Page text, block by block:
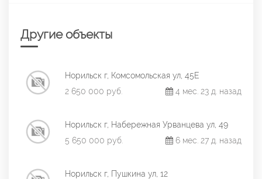
Другие объекты
Норильск г, Комсомольская ул, 45Е
2 650 000 руб.
4 мес. 23 д. назад
Норильск г, Набережная Урванцева ул, 49
5 650 000 руб.
6 мес. 27 д. назад
Норильск г, Пушкина ул, 12